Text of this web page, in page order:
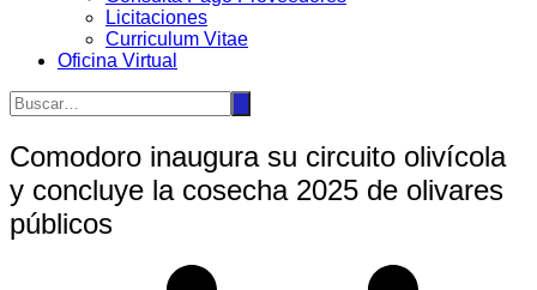
Licitaciones
Curriculum Vitae
Oficina Virtual
Comodoro inaugura su circuito olivícola
y concluye la cosecha 2025 de olivares
públicos